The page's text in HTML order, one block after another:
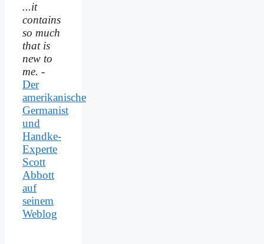
...it
contains
so much
that is
new to
me. -
Der
amerikanische
Germanist
und
Handke-
Experte
Scott
Abbott
auf
seinem
Weblog